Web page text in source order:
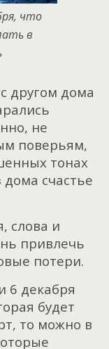
что
в
другом дома
не
поверьям,
тонах
счастье
слова и
привлечь
потери.
6 декабря
будет
то можно в